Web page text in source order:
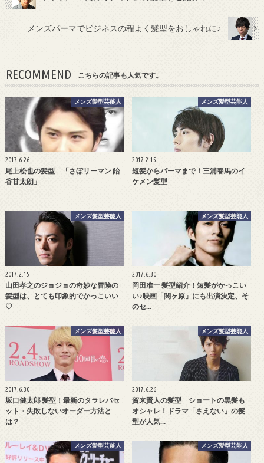
メンズパーマでビジネスの程よく髪型をおしゃれに♪
RECOMMEND こちらの記事も人気です。
メンズ髪型芸能人
2017.6.26
尾上松也の髪型 「さぼリーマン 飴
谷甘太朗」
メンズ髪型芸能人
2017.2.15
短髪からパーマまで！三浦春馬のイ
ケメン髪型
メンズ髪型芸能人
2017.2.15
山田孝之のジョジョの奇妙な冒険の
髪型は、とても印象的でかっこいい
♡
メンズ髪型芸能人
2017.6.30
岡田准一 髪型紹介！短髪がかっこい
い♪映画「関ヶ原」にも出演決定、そ
のセ…
メンズ髪型芸能人
2017.6.30
坂口健太郎 髪型！最新のタラレバセ
ット・失敗しないオーダー方法と
は？
メンズ髪型芸能人
2017.6.26
賀来賢人の髪型 ショートの黒髪も
オシャレ！ドラマ「さえない」の髪
型が人気…
メンズ髪型芸能人 メンズ髪型芸能人